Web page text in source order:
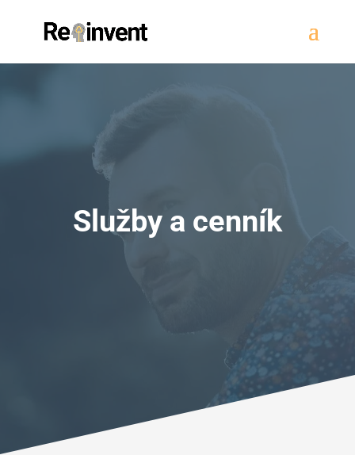
Služby a cenník